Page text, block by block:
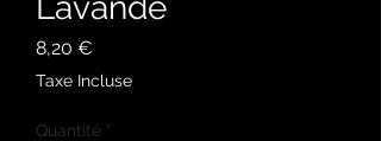
8,20 €
Taxe Incluse
Quantité *